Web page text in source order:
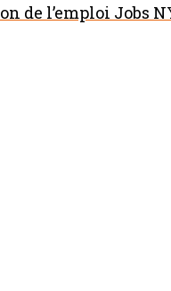
de l’emploi Jobs